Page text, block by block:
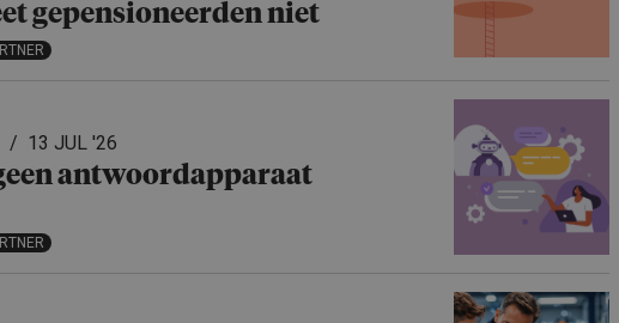
gepensio­neerden niet
13 JUL '26
antwoord­ap­pa­raat